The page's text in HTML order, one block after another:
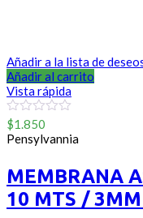
Añadir a la lista de
Añadir al carrito
Vista rápida
0
out
of
$1.850
Pensylvannia
MEMBRANA
10 MTS /